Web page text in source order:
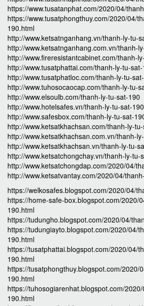
https://www.tusatanphat.com/2020/04/
https://www.tusatphongthuy.com/2020/04/
190.html
http://www.ketsatnganhang.vn/thanh-ly-tu-
http://www.ketsatnganhang.com.vn/thanh-
http://www.fireresistantcabinet.com/thanh-
http://www.tusatphattai.com/thanh-ly-tu-sat-
http://www.tusatphatloc.com/thanh-ly-tu-
http://www.tuhosocaocap.com/thanh-ly-tu-
http://www.elsoulb.com/thanh-ly-tu-sat-190
http://www.hotelsafes.vn/thanh-ly-tu-sat-190
http://www.safesbox.com/thanh-ly-tu-sat-
http://www.ketsatkhachsan.com/thanh-ly-
http://www.ketsatkhachsan.com.vn/thanh-
http://www.ketsatkhachsan.vn/thanh-ly-tu-
http://www.ketsatchongchay.vn/thanh-ly-tu-
http://www.ketsatchongdap.com/2020/04/
http://www.ketsatvantay.com/2020/04/
https://welkosafes.blogspot.com/2020/04/
https://home-safe-box.blogspot.com/2020/
190.html
https://tudungho.blogspot.com/2020/04/
https://tudungiayto.blogspot.com/2020/04/
190.html
https://tusatphattai.blogspot.com/2020/04/
190.html
https://tusatphongthuy.blogspot.com/2020/
190.html
https://tuhosogiarenhat.blogspot.com/
190.html